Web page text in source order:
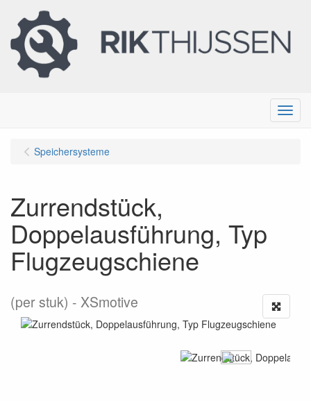
Menu
Speichersysteme
Zurrendstück,
Doppelausführung, Typ
Flugzeugschiene
(per stuk) XSmotive